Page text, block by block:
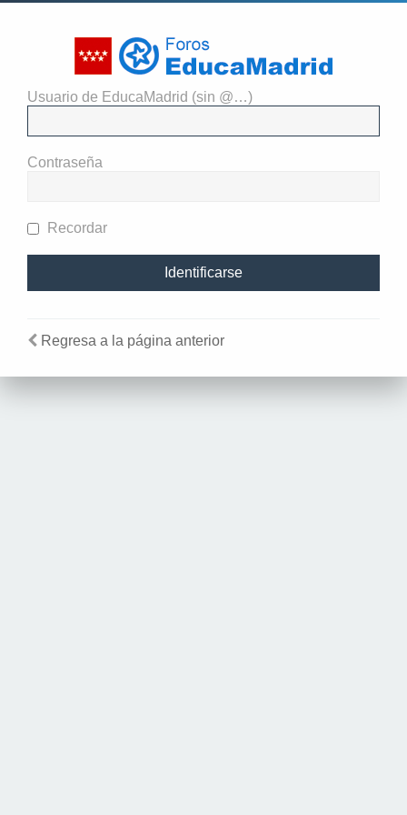
Usuario de EducaMadrid (sin @…)
Contraseña
Recordar
Regresa a la página anterior